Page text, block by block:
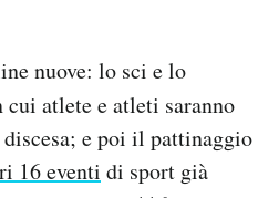
nuove: lo sci e lo
atlete e atleti saranno
e poi il pattinaggio
16 eventi di sport già